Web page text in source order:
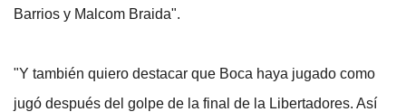
Barrios y Malcom Braida".
"Y también quiero destacar que Boca haya jugado como
jugó después del golpe de la final de la Libertadores. Así